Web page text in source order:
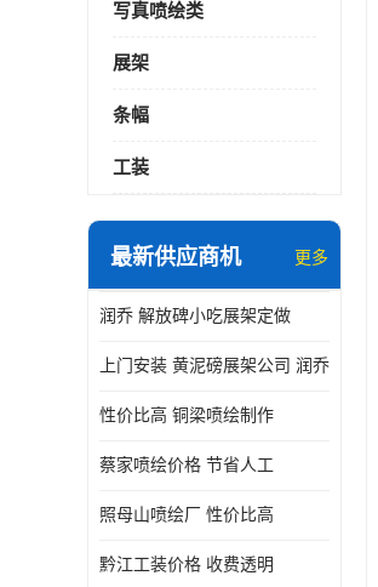
写真喷绘类
展架
条幅
工装
最新供应商机 更多
润乔 解放碑小吃展架定做
上门安装 黄泥磅展架公司 润乔
性价比高 铜梁喷绘制作
蔡家喷绘价格 节省人工
照母山喷绘厂 性价比高
黔江工装价格 收费透明